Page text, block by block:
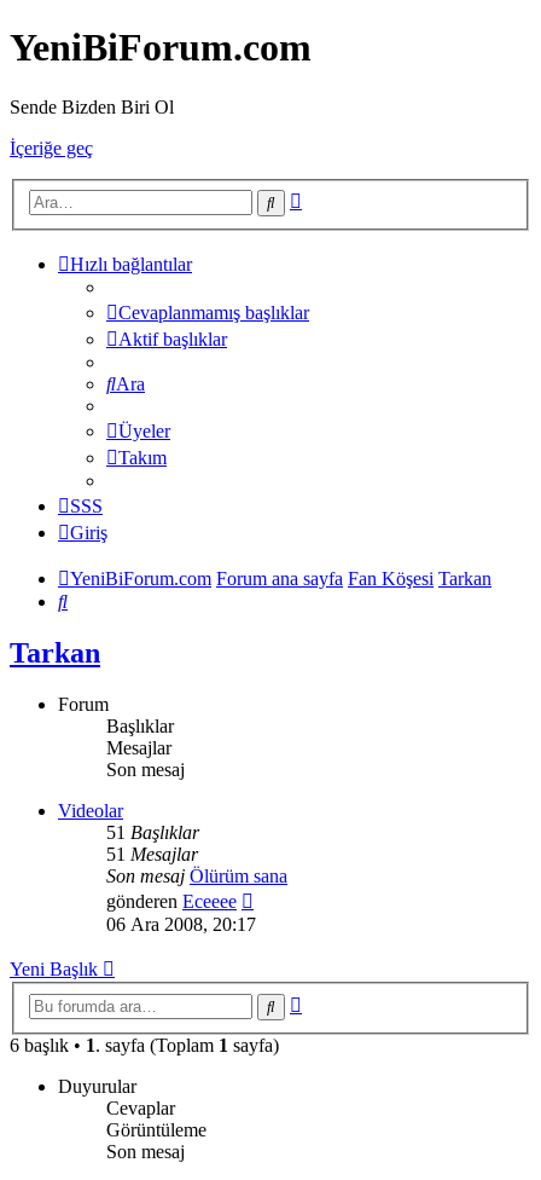
YeniBiForum.com
Sende Bizden Biri Ol
İçeriğe geç
Ara
Hızlı bağlantılar
Cevaplanmamış başlıklar
Aktif başlıklar
Ara
Üyeler
Takım
SSS
Giriş
YeniBiForum.com Forum ana sayfa Fan Köşesi Tarkan
Ara
Tarkan
Forum
Başlıklar
Mesajlar
Son mesaj
Videolar
51 Başlıklar
51 Mesajlar
Son mesaj Ölürüm sana
gönderen Eceeee
mesajı
06 Ara 2008, 20:17
Yeni Başlık
Ara
6 başlık • 1. sayfa (Toplam 1 sayfa)
Duyurular
Cevaplar
Görüntüleme
Son mesaj